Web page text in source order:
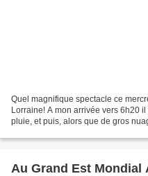
Quel magnifique spectacle ce
Lorraine! A mon arrivée vers 6h20
pluie, et puis, alors que de gros
Au Grand Est Mondial